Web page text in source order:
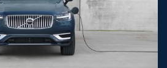
GIAO